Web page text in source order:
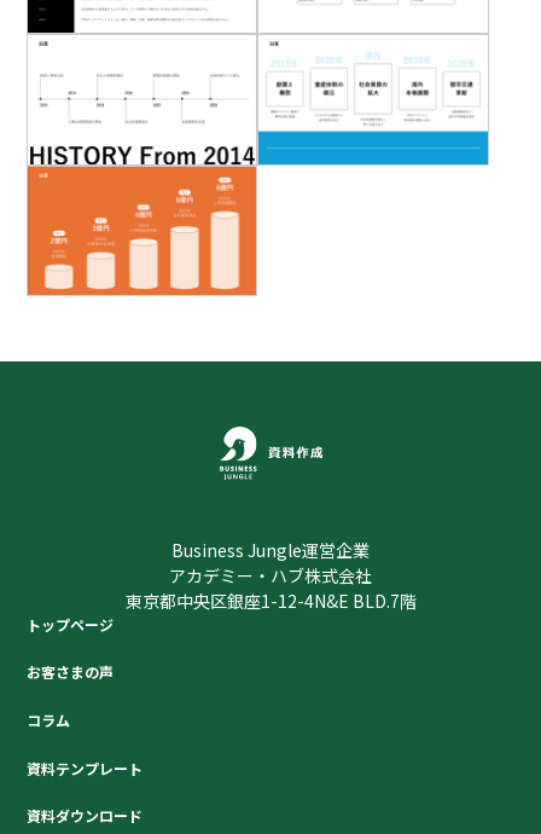
Business Jungle運営企業
アカデミー・ハブ株式会社
東京都中央区銀座1-12-4N&E BLD.7階
トップページ
お客さまの声
コラム
資料テンプレート
資料ダウンロード